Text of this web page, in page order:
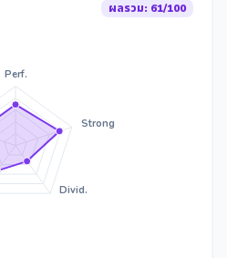
ผลรวม: 61/100
Perf.
Strong
Divid.